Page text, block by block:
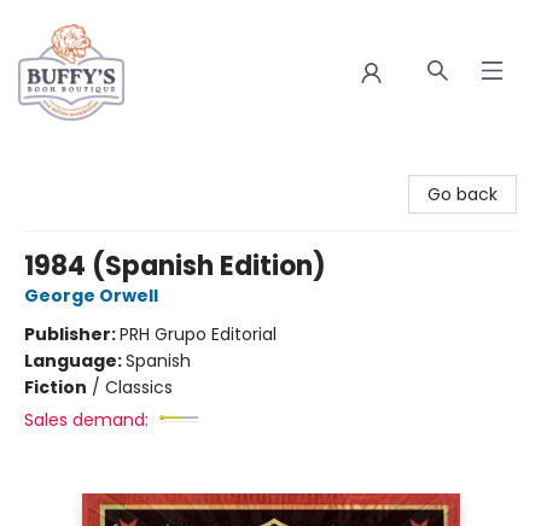
Go back
1984 (Spanish Edition)
George Orwell
Publisher:PRH Grupo Editorial
Language:Spanish
Fiction / Classics
Sales demand: